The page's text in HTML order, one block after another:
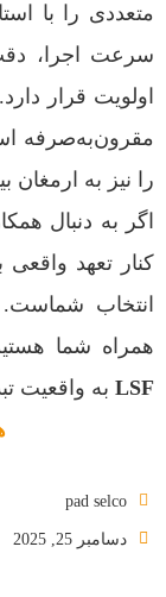
متعددی را با
سرعت اجرا،
اولویت قرار
مقرون‌به‌صرفه
را نیز به ارمغان
اگر به دنبال
کنار تعهد
انتخاب
همراه شما
LSFبه واقعیت
pad selco
دسامبر 25, 2025